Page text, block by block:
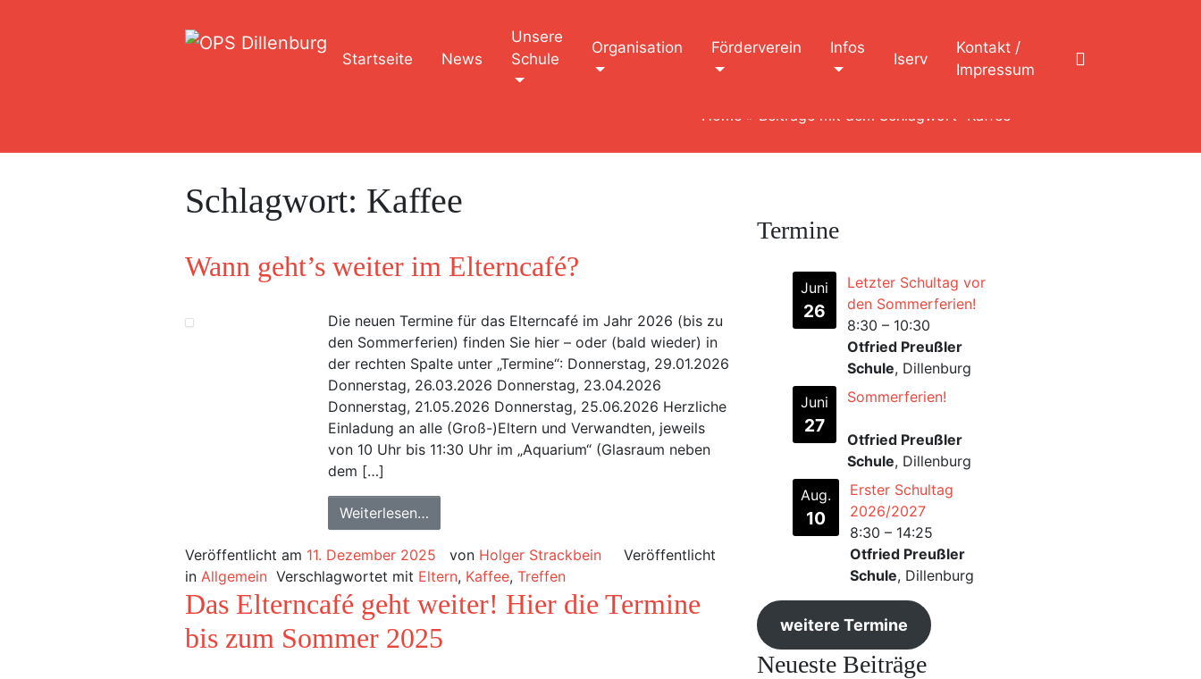
Startseite News
Unsere
Schule
Organisation Förderverein Infos
Iserv
Kontakt /
Impressum
Home » Beiträge mit dem Schlagwort "Kaffee"
Schlagwort: Kaffee
Wann geht’s weiter im Elterncafé?
Die neuen Termine für das Elterncafé im Jahr 2026 (bis zu
den Sommerferien) finden Sie hier – oder (bald wieder) in
der rechten Spalte unter „Termine“: Donnerstag, 29.01.2026
Donnerstag, 26.03.2026 Donnerstag, 23.04.2026
Donnerstag, 21.05.2026 Donnerstag, 25.06.2026 Herzliche
Einladung an alle (Groß-)Eltern und Verwandten, jeweils
von 10 Uhr bis 11:30 Uhr im „Aquarium“ (Glasraum neben
dem […]
Weiterlesen…
Veröffentlicht am 11. Dezember 2025 von Holger Strackbein
Veröffentlicht
in Allgemein Verschlagwortet mit Eltern, Kaffee, Treffen
Das Elterncafé geht weiter! Hier die Termine
bis zum Sommer 2025
Termine
Juni
26
Letzter Schultag vor
den Sommerferien!
8:30 – 10:30
Otfried Preußler
Schule, Dillenburg
Juni
27
Sommerferien!
Otfried Preußler
Schule, Dillenburg
Aug.
10
Erster Schultag
2026/2027
8:30 – 14:25
Otfried Preußler
Schule, Dillenburg
weitere Termine
Neueste Beiträge